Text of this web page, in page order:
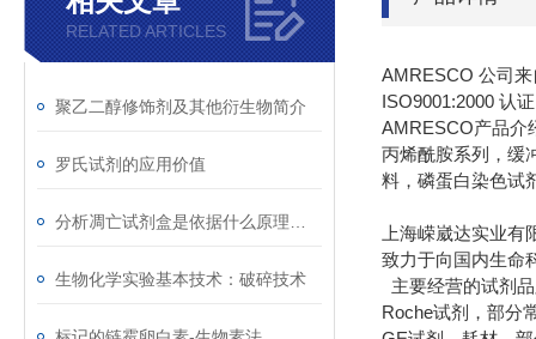
RELATED ARTICLES
聚乙二醇修饰剂及其他衍生物简介
罗氏试剂的应用价值
生物化学实验基本技术：破碎技术
AMRESCO 公司
ISO9001:2000 认
AMRESCO产品介
丙烯酰胺系列，缓
料，磷蛋白染色试
上海嵘崴达实业
致力于向国内生命
主要经营的试剂
Roche试剂，部分